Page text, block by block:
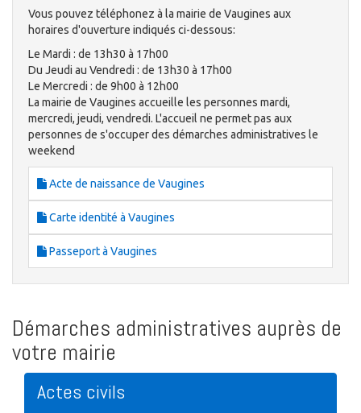
Vous pouvez téléphonez à la mairie de Vaugines aux
horaires d'ouverture indiqués ci-dessous:
Le Mardi : de 13h30 à 17h00
Du Jeudi au Vendredi : de 13h30 à 17h00
Le Mercredi : de 9h00 à 12h00
La mairie de Vaugines accueille les personnes mardi,
mercredi, jeudi, vendredi. L'accueil ne permet pas aux
personnes de s'occuper des démarches administratives le
weekend
Acte de naissance de Vaugines
Carte identité à Vaugines
Passeport à Vaugines
Démarches administratives auprès de
votre mairie
Actes civils